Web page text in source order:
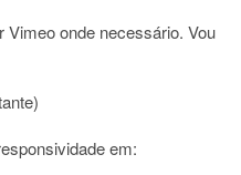
Vimeo onde necessário. Vou
em: